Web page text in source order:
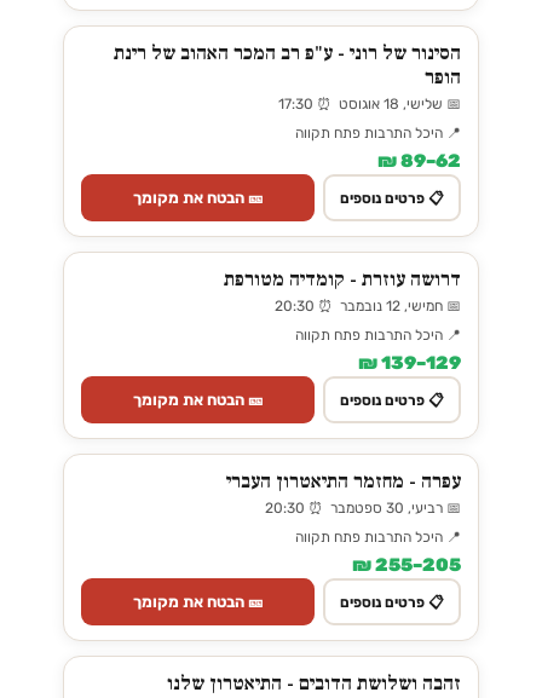
הסינור של רוני - ע"פ רב המכר האהוב של רינת
הופר
📅 שלישי, 18 אוגוסט ⏰ 17:30
📍 היכל התרבות פתח תקווה
62–89 ₪
📋 פרטים נוספים 🎫 הבטח את מקומך
דרושה עוזרת - קומדיה מטורפת
📅 חמישי, 12 נובמבר ⏰ 20:30
📍 היכל התרבות פתח תקווה
129–139 ₪
📋 פרטים נוספים 🎫 הבטח את מקומך
עפרה - מחזמר התיאטרון העברי
📅 רביעי, 30 ספטמבר ⏰ 20:30
📍 היכל התרבות פתח תקווה
205–255 ₪
📋 פרטים נוספים 🎫 הבטח את מקומך
זהבה ושלושת הדובים - התיאטרון שלנו